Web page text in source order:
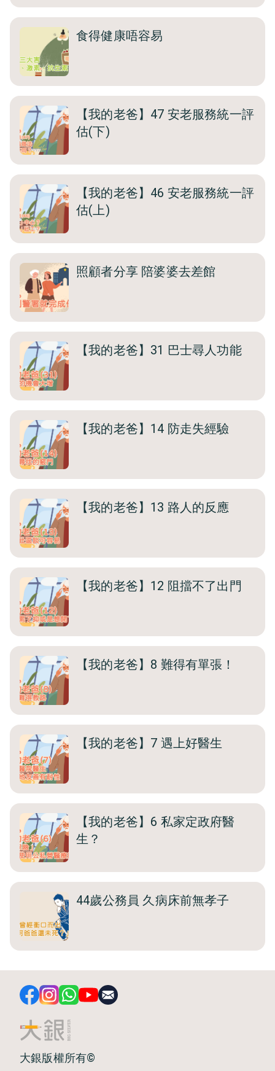
食得健康唔容易
【我的老爸】47 安老服務統一評
估(下)
【我的老爸】46 安老服務統一評
估(上)
照顧者分享 陪婆婆去差館
【我的老爸】31 巴士尋人功能
【我的老爸】14 防走失經驗
【我的老爸】13 路人的反應
【我的老爸】12 阻擋不了出門
【我的老爸】8 難得有單張！
【我的老爸】7 遇上好醫生
【我的老爸】6 私家定政府醫
生？
44歲公務員 久病床前無孝子
大銀版權所有©